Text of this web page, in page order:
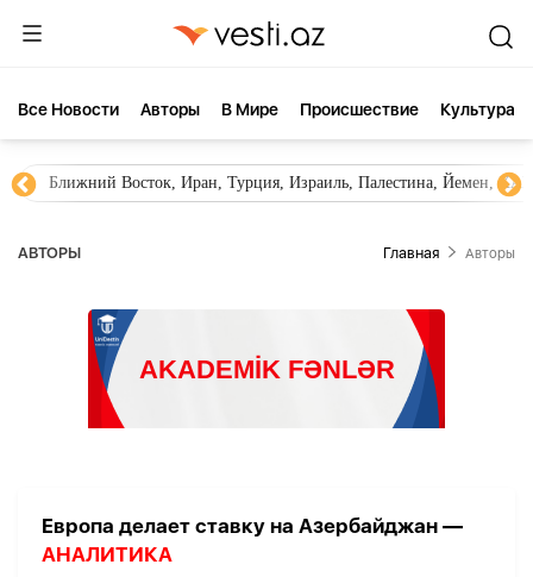
Все Новости Aвторы В Мире Происшествие Культура
Ближний Восток, Иран, Турция, Израиль, Палестина, Йемен,
AВТОРЫ Главная Aвторы
Европа делает ставку на Азербайджан —
АНАЛИТИКА